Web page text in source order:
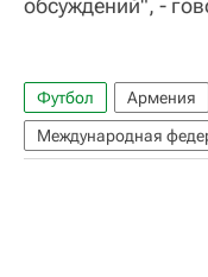
Футбол
Армения
Международная